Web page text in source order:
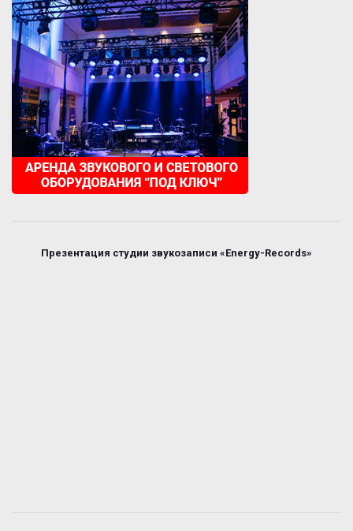
Презентация студии звукозаписи «Energy-Records»